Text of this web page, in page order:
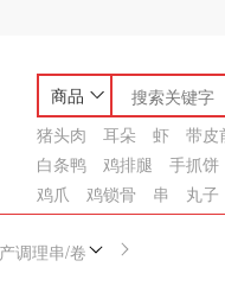
商品
猪头肉
耳朵 虾
带皮
白条鸭
鸡排腿
手抓饼
鸡爪
鸡锁骨 串 丸子
调理串/卷